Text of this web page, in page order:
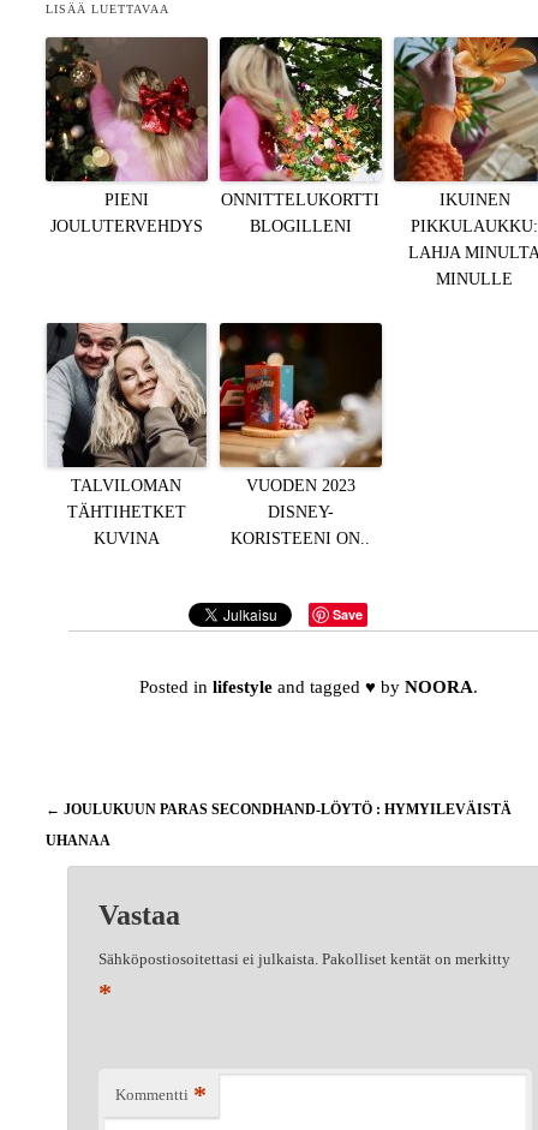
LISÄÄ LUETTAVAA
PIENI
JOULUTERVEHDYS
ONNITTELUKORTTI
BLOGILLENI
IKUINEN
PIKKULAUKKU:
LAHJA
MINULLE
TALVILOMAN
TÄHTIHETKET
KUVINA
VUODEN 2023
DISNEY-
KORISTEENI ON..
Save
Posted inlifestyle and tagged♥ byNOORA.
Artikkelien
selaus
← JOULUKUUN PARAS SECONDHAND-LÖYTÖ : HYMYILEVÄISTÄ
UHANAA
Vastaa
Sähköpostiosoitettasi ei julkaista. Pakolliset kentät on merkitty
*
Kommentti *